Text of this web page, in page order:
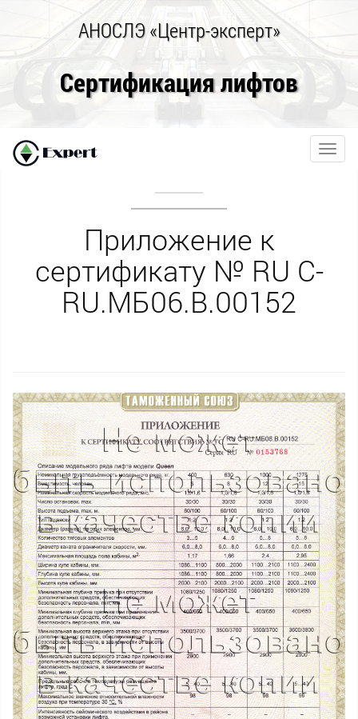
АНОСЛЭ «Центр-эксперт»
Сертификация лифтов
Приложение к
сертификату № RU С-
RU.МБ06.B.00152